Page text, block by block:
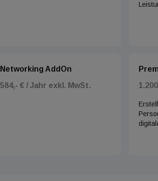
Networking AddOn
584,- € / Jahr exkl. MwSt.